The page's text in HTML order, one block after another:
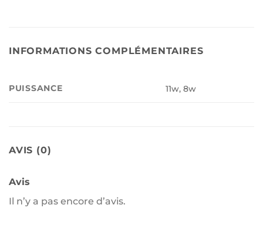
INFORMATIONS COMPLÉMENTAIRES
PUISSANCE 11w, 8w
AVIS (0)
Avis
Il n’y a pas encore d’avis.